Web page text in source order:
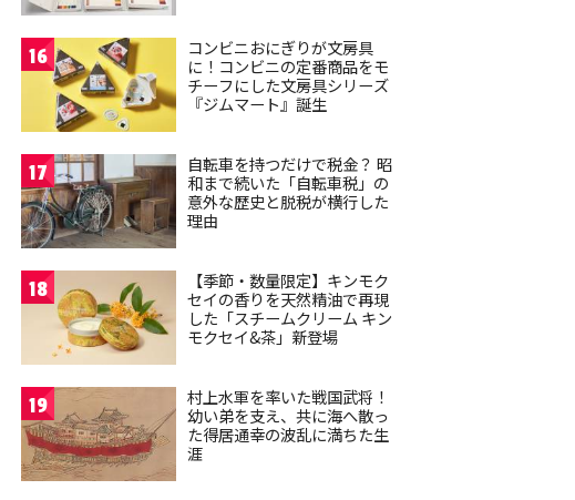
16
コンビニおにぎりが文房具
に！コンビニの定番商品をモ
チーフにした文房具シリーズ
『ジムマート』誕生
17
自転車を持つだけで税金？ 昭
和まで続いた「自転車税」の
意外な歴史と脱税が横行した
理由
18
【季節・数量限定】キンモク
セイの香りを天然精油で再現
した「スチームクリーム キン
モクセイ&茶」新登場
19
村上水軍を率いた戦国武将！
幼い弟を支え、共に海へ散っ
た得居通幸の波乱に満ちた生
涯